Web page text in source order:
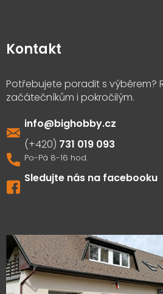
Kontakt
info@bighobby.cz
731 019 093
Sledujte nás na facebooku